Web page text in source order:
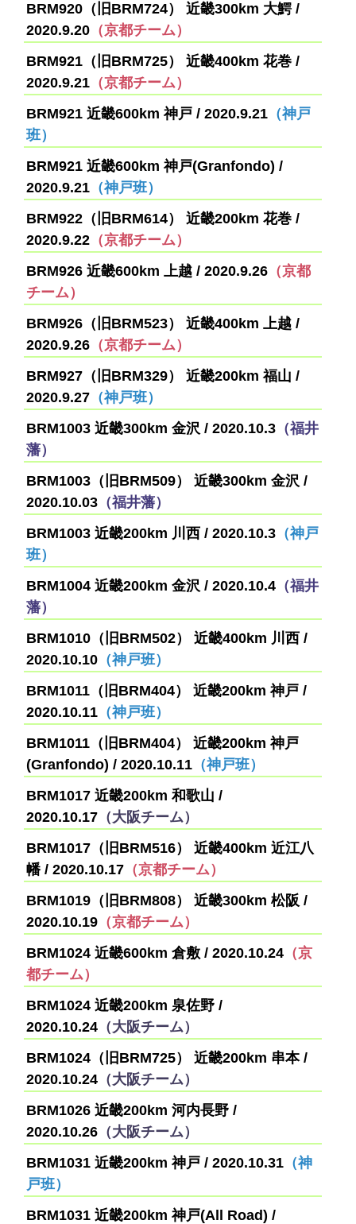
BRM920（旧BRM724） 近畿300km 大鰐 /
2020.9.20 （京都チーム）
BRM921（旧BRM725） 近畿400km 花巻 /
2020.9.21 （京都チーム）
BRM921 近畿600km 神戸 / 2020.9.21 （神戸
班）
BRM921 近畿600km 神戸(Granfondo) /
2020.9.21 （神戸班）
BRM922（旧BRM614） 近畿200km 花巻 /
2020.9.22 （京都チーム）
BRM926 近畿600km 上越 / 2020.9.26 （京都
チーム）
BRM926（旧BRM523） 近畿400km 上越 /
2020.9.26 （京都チーム）
BRM927（旧BRM329） 近畿200km 福山 /
2020.9.27 （神戸班）
BRM1003 近畿300km 金沢 / 2020.10.3 （福井
藩）
BRM1003（旧BRM509） 近畿300km 金沢 /
2020.10.03 （福井藩）
BRM1003 近畿200km 川西 / 2020.10.3 （神戸
班）
BRM1004 近畿200km 金沢 / 2020.10.4 （福井
藩）
BRM1010（旧BRM502） 近畿400km 川西 /
2020.10.10 （神戸班）
BRM1011（旧BRM404） 近畿200km 神戸 /
2020.10.11 （神戸班）
BRM1011（旧BRM404） 近畿200km 神戸
(Granfondo) / 2020.10.11 （神戸班）
BRM1017 近畿200km 和歌山 /
2020.10.17 （大阪チーム）
BRM1017（旧BRM516） 近畿400km 近江八
幡 / 2020.10.17 （京都チーム）
BRM1019（旧BRM808） 近畿300km 松阪 /
2020.10.19 （京都チーム）
BRM1024 近畿600km 倉敷 / 2020.10.24 （京
都チーム）
BRM1024 近畿200km 泉佐野 /
2020.10.24 （大阪チーム）
BRM1024（旧BRM725） 近畿200km 串本 /
2020.10.24 （大阪チーム）
BRM1026 近畿200km 河内長野 /
2020.10.26 （大阪チーム）
BRM1031 近畿200km 神戸 / 2020.10.31 （神
戸班）
BRM1031 近畿200km 神戸(All Road) /